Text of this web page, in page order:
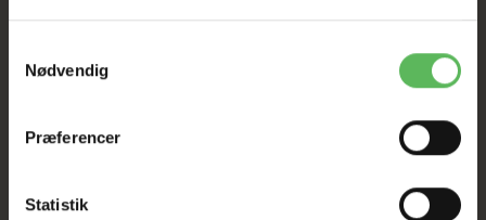
Nødvendig
Præferencer
Statistik
oprindelse, mineraler.
Som belønning mellem de sædvanlige måltider. Reducer
under opsyn. Sørg altid for tilstrækkeligt drikkevand.